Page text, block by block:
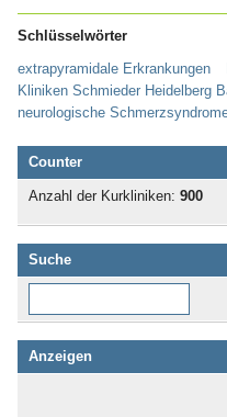
Schlüsselwörter
extrapyramidale Erkrankungen
Kliniken Schmieder Heidelberg
neurologische
Counter
Anzahl der Kurkliniken: 900
Suche
Anzeigen